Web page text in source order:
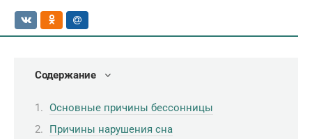
Содержание
Основные причины бессонницы
Причины нарушения сна